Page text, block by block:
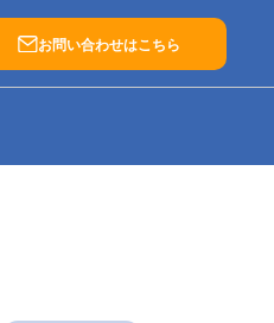
お問い合わせはこちら